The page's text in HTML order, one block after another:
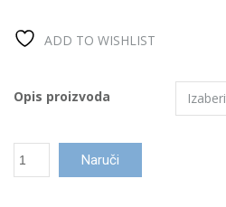
ADD TO WISHLIST
Opis proizvoda
Transparentna
Naruči